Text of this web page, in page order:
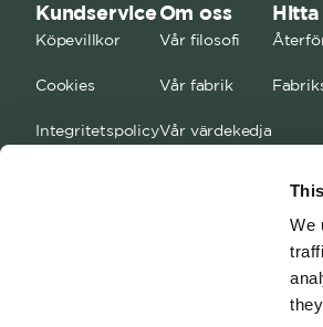
We
Kundservice
Köpevillkor
Cookies
Integritetspolicy
Om oss
Vår filosofi
Vår fabrik
Vår värdekedja